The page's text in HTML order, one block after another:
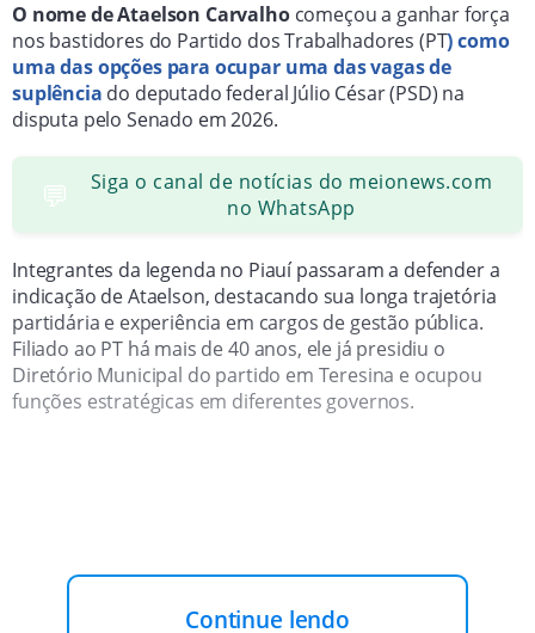
O nome de Ataelson Carvalhocomeçou a ganhar força
nos bastidores do Partido dos Trabalhadores (PT) como
uma das opções para ocupar uma das vagas de
suplência do deputado federal Júlio César (PSD) na
disputa pelo Senado em 2026.
💬
Siga o canal de notícias do meionews.com
no WhatsApp
Integrantes da legenda no Piauí passaram a defender a
indicação de Ataelson, destacando sua longa trajetória
partidária e experiência em cargos de gestão pública.
Filiado ao PT há mais de 40 anos, ele já presidiu o
Diretório Municipal do partido em Teresina e ocupou
funções estratégicas em diferentes governos.
Continue lendo